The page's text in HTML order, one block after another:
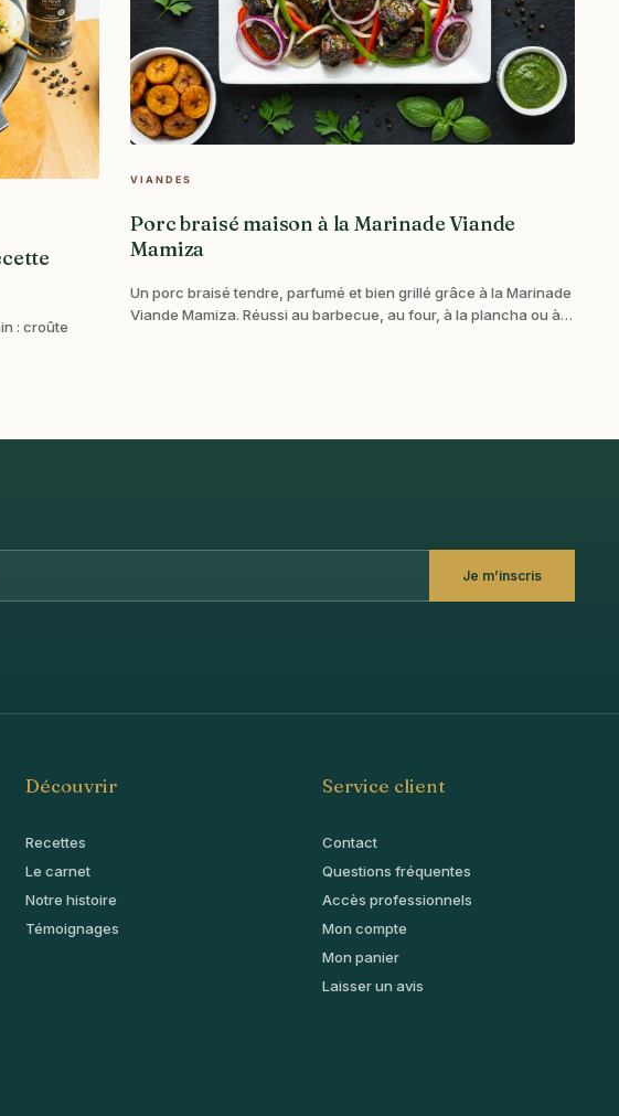
: croûte
VIANDES
Porc braisé maison à la Marinade Viande
Mamiza
Un porc braisé tendre, parfumé et bien grillé grâce à la Marinade
Viande Mamiza. Réussi au barbecue, au four, à la plancha ou à
Je m’inscris
Découvrir
Recettes
Le carnet
Notre histoire
Témoignages
Service client
Contact
Questions fréquentes
Accès professionnels
Mon compte
Mon panier
Laisser un avis